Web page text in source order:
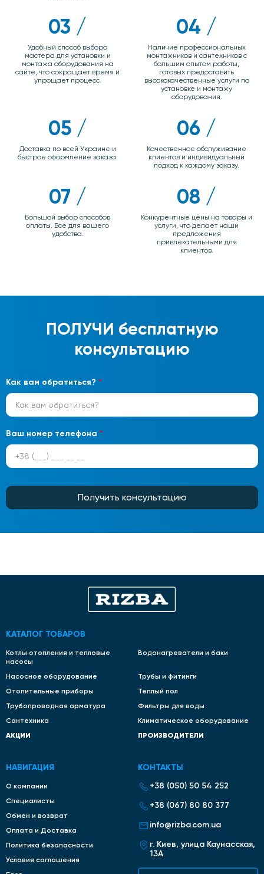
03 /
Удобный способ выбора
мастера для установки и
монтажа оборудования на
сайте, что сокращает время и
упрощает процесс.
04 /
Наличие профессиональных
монтажников и сантехников с
большим опытом работы,
готовых предоставить
высококачественные услуги по
установке и монтажу
оборудования.
05 /
Доставка по всей Украине и
быстрое оформление заказа.
06 /
Качественное обслуживание
клиентов и индивидуальный
подход к каждому заказу.
07 /
Большой выбор способов
оплаты. Все для вашего
удобства.
08 /
Конкурентные цены на товары и
услуги, что делает наши
предложения
привлекательными для
клиентов.
ПОЛУЧИ бесплатную
консультацию
Как вам обратиться? *
Ваш номер телефона *
Получить консультацию
КАТАЛОГ ТОВАРОВ
Котлы отопления и тепловые
насосы
Водонагреватели и баки
Насосное оборудование
Трубы и фитинги
Отопительные приборы
Теплый пол
Трубопроводная арматура
Фильтры для воды
Сантехника
Климатическое оборудование
АКЦИИ ПРОИЗВОДИТЕЛИ
НАВИГАЦИЯ
О компании
Специалисты
Обмен и возврат
Оплата и Доставка
Политика безопасности
Условия соглашения
КОНТАКТЫ
+38 (050) 50 54 252
+38 (067) 80 80 377
info@rizba.com.ua
г. Киев, улица Каунасская,
13А